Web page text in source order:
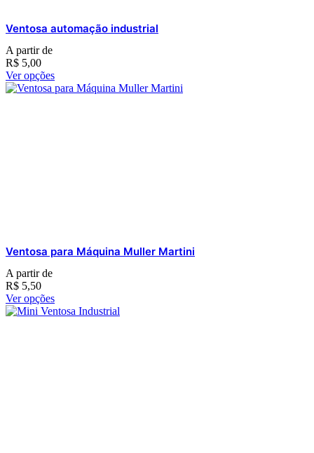
Ventosa automação industrial
A partir de
R$ 5,00
Ver opções
Ventosa para Máquina Muller Martini
A partir de
R$ 5,50
Ver opções